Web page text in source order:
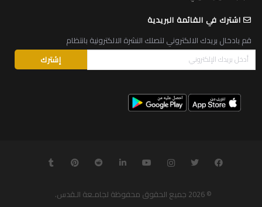
اشترك في القائمة البريدية
قم بادخال بريدك الالكتروني لتصلك النشرة الالكترونية بانتظام
© 2026 جميع الحقوق محفوظة لجامـعة الـقدس.